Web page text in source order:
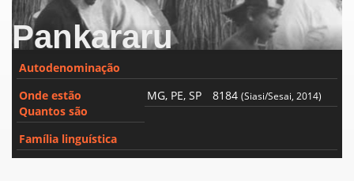
Pankararu
Autodenominação
Onde estão
Quantos são
MG, PE, SP 8184(Siasi/Sesai, 2014)
Família linguística